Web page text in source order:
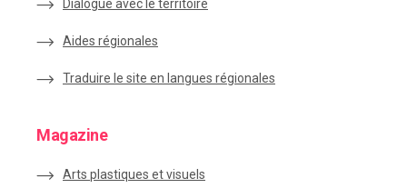
Dialogue avec le territoire
Aides régionales
Traduire le site en langues régionales
Magazine
Arts plastiques et visuels